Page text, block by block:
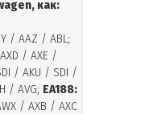
, как:
/ AAZ / ABL;
/ AXE /
/ AKU / SDI /
/ AVG; EA188:
/ AXB / AXC